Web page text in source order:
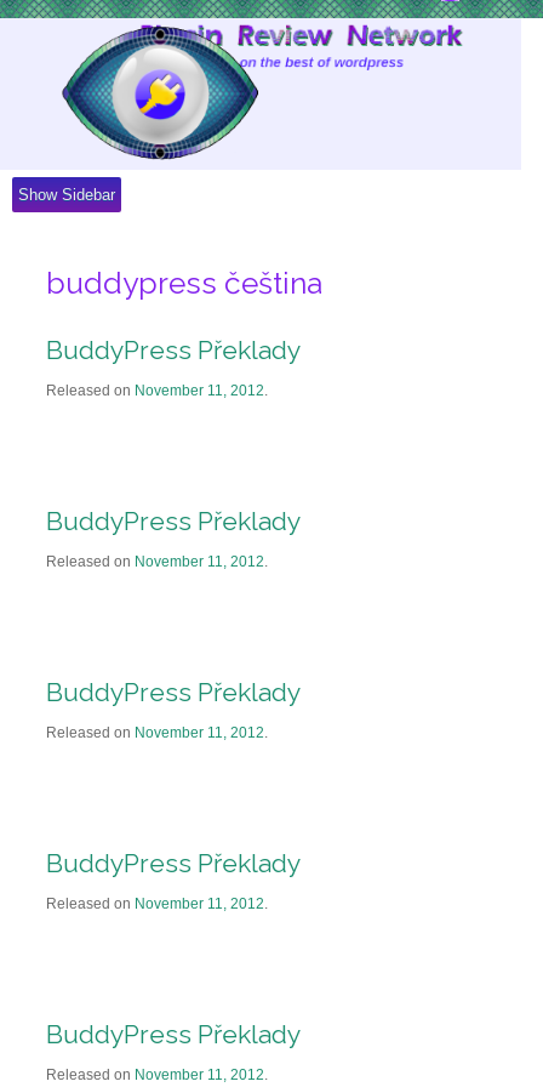
Show Sidebar
buddypress čeština
BuddyPress Překlady
Released on November 11, 2012.
BuddyPress Překlady
Released on November 11, 2012.
BuddyPress Překlady
Released on November 11, 2012.
BuddyPress Překlady
Released on November 11, 2012.
BuddyPress Překlady
Released on November 11, 2012.